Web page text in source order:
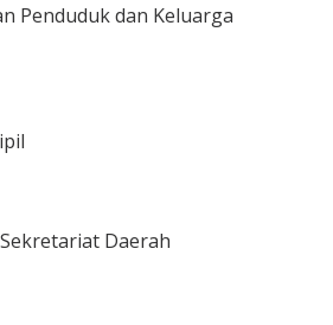
Penduduk dan Keluarga
Daerah